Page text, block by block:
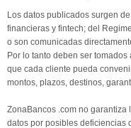
Los datos publicados surgen
financieras y fintech; del
o son comunicadas
Por lo tanto deben ser
que cada cliente pueda
montos, plazos, destinos,
ZonaBancos .com no
datos por posibles deficiencias